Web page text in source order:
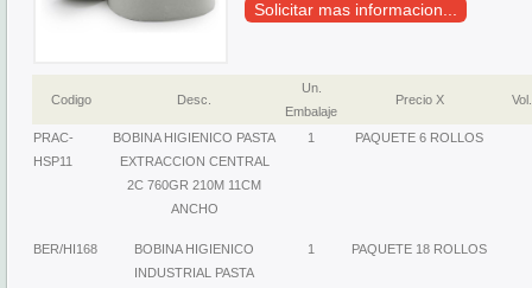
Solicitar mas informacion...
Codigo Desc.
Un.
Embalaje
Precio X Vol.
PRAC-
HSP11
BOBINA HIGIENICO PASTA
EXTRACCION CENTRAL
2C 760GR 210M 11CM
ANCHO
1 PAQUETE 6 ROLLOS
BER/HI168
BOBINA HIGIENICO
INDUSTRIAL PASTA
1 PAQUETE 18 ROLLOS